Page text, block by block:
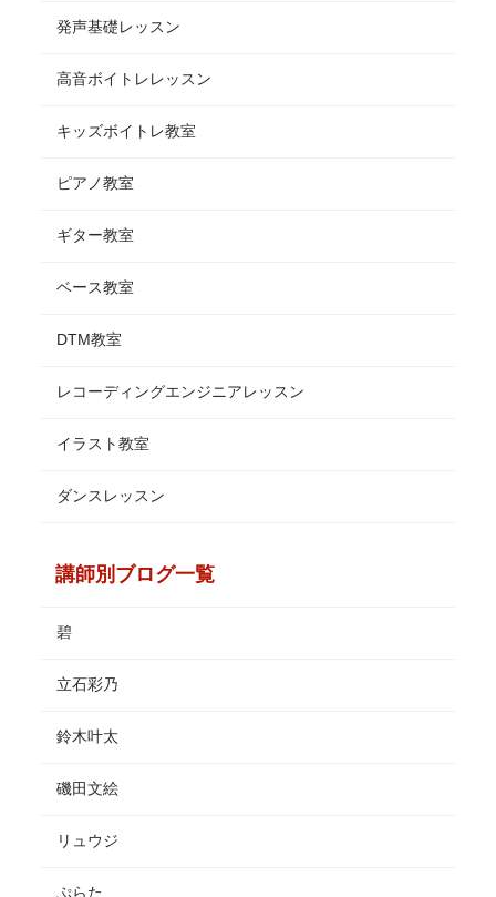
発声基礎レッスン
高音ボイトレレッスン
キッズボイトレ教室
ピアノ教室
ギター教室
ベース教室
DTM教室
レコーディングエンジニアレッスン
イラスト教室
ダンスレッスン
講師別ブログ一覧
碧
立石彩乃
鈴木叶太
磯田文絵
リュウジ
ぷらた